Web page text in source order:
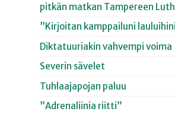
pitkän matkan Tampereen
”Kirjoitan kamppailuni
Diktatuuriakin vahvempi voima
Severin sävelet
Tuhlaajapojan paluu
”Adrenaliinia riitti”